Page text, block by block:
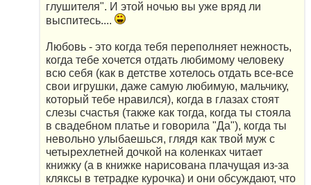
глушителя". И этой ночью вы уже вряд ли
выспитесь....
Любовь - это когда тебя переполняет нежность,
когда тебе хочется отдать любимому человеку
всю себя (как в детстве хотелось отдать все-все
свои игрушки, даже самую любимую, мальчику,
который тебе нравился), когда в глазах стоят
слезы счастья (также как тогда, когда ты стояла
в свадебном платье и говорила "Да"), когда ты
невольно улыбаешься, глядя как твой муж с
четырехлетней дочкой на коленках читает
книжку (а в книжке нарисована плачущая из-за
кляксы в тетрадке курочка) и они обсуждают, что